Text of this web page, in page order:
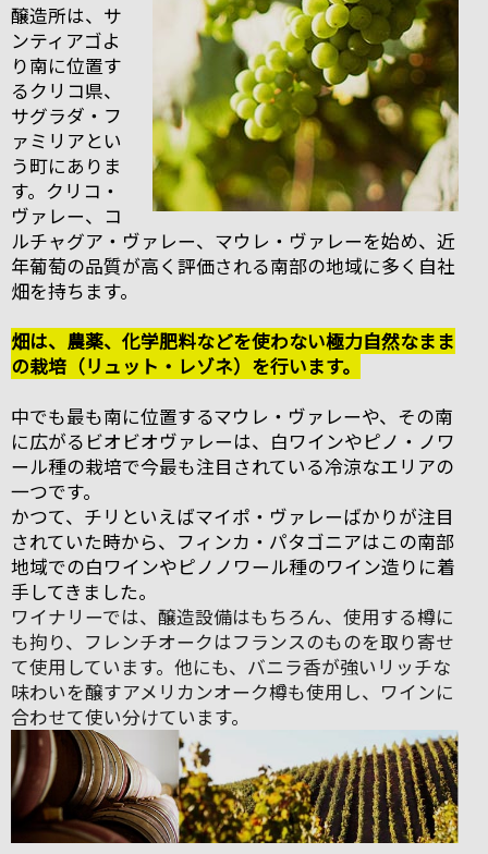
醸造所は、サ
ンティアゴよ
り南に位置す
るクリコ県、
サグラダ・フ
ァミリアとい
う町にありま
す。クリコ・
ヴァレー、コ
ルチャグア・ヴァレー、マウレ・ヴァレーを始め、近
年葡萄の品質が高く評価される南部の地域に多く自社
畑を持ちます。
畑は、農薬、化学肥料などを使わない極力自然なまま
の栽培（リュット・レゾネ）を行います。
中でも最も南に位置するマウレ・ヴァレーや、その南
に広がるビオビオヴァレーは、白ワインやピノ・ノワ
ール種の栽培で今最も注目されている冷涼なエリアの
一つです。
かつて、チリといえばマイポ・ヴァレーばかりが注目
されていた時から、フィンカ・パタゴニアはこの南部
地域での白ワインやピノノワール種のワイン造りに着
手してきました。
ワイナリーでは、醸造設備はもちろん、使用する樽に
も拘り、フレンチオークはフランスのものを取り寄せ
て使用しています。他にも、バニラ香が強いリッチな
味わいを醸すアメリカンオーク樽も使用し、ワインに
合わせて使い分けています。